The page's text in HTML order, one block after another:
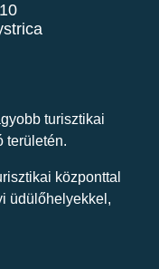
turisztikai
területén.
központtal
üdülőhelyekkel,